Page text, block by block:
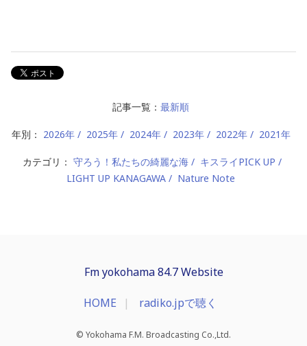
記事一覧： 最新順
年別： 2026年 2025年 2024年 2023年 2022年 2021年
カテゴリ： 守ろう！私たちの綺麗な海
キスライPICK UP
LIGHT UP KANAGAWA
Nature Note
Fm yokohama 84.7 Website
HOME radiko.jpで聴く
© Yokohama F.M. Broadcasting Co.,Ltd.